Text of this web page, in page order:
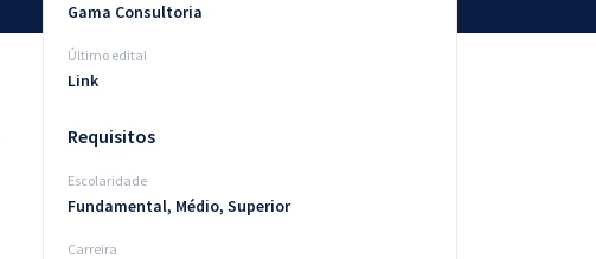
Gama Consultoria
Último edital
Link
Requisitos
Escolaridade
Fundamental, Médio, Superior
Carreira